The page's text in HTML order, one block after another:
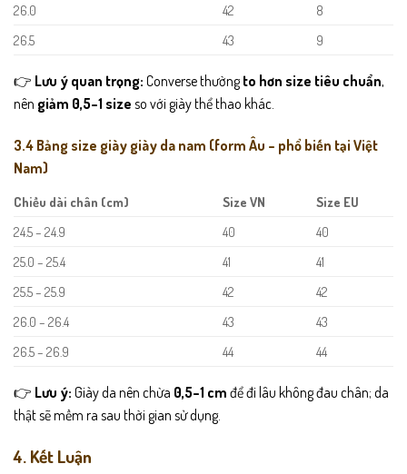
26.0
42
8
26.5
43 9
👉 Lưu ý quan trọng: Converse thườngto hơn size tiêu chuẩn,
nên giảm 0,5–1 size so với giày thể thao khác.
3.4 Bảng size giày giày da nam (form Âu – phổ biến tại Việt
Nam)
Chiều dài chân (cm) Size VN
Size EU
24.5 – 24.9
40
40
25.0 – 25.4
41
41
25.5 – 25.9
42
42
26.0 – 26.4
43
43
26.5 – 26.9
44 44
👉 Lưu ý: Giày da nên chừa 0,5–1 cm để đi lâu không đau chân; da
thật sẽ mềm ra sau thời gian sử dụng.
4. Kết Luận